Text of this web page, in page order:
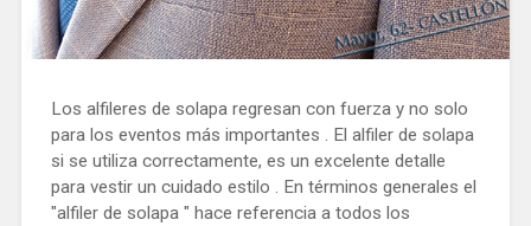
Los alfileres de solapa regresan con fuerza y no solo
para los eventos más importantes . El alfiler de solapa
si se utiliza correctamente, es un excelente detalle
para vestir un cuidado estilo . En términos generales el
"alfiler de solapa " hace referencia a todos los